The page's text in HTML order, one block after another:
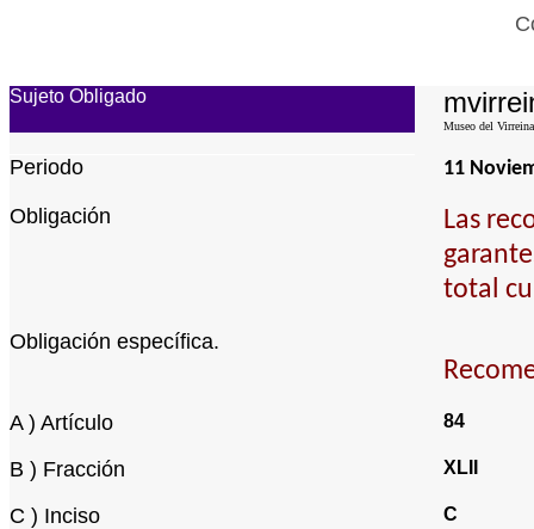
Sujeto Obligado
Museo del
Periodo 11
Obligación
Las
total
Obligación específica.
A ) Artículo 84
B ) Fracción XLII
C ) Inciso C